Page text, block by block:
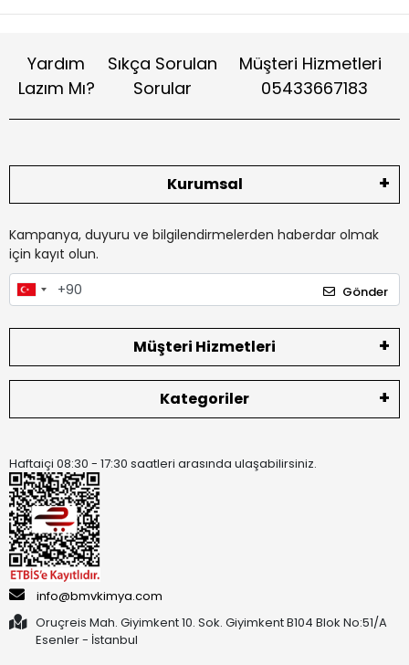
Yardım
Lazım Mı?
Sıkça Sorulan
Sorular
Müşteri Hizmetleri
05433667183
Kurumsal
Kampanya, duyuru ve bilgilendirmelerden haberdar olmak
için kayıt olun.
Gönder
Müşteri Hizmetleri
Kategoriler
Haftaiçi 08:30 - 17:30 saatleri arasında ulaşabilirsiniz.
info@bmvkimya.com
Oruçreis Mah. Giyimkent 10. Sok. Giyimkent B104 Blok No:51/A
Esenler - İstanbul